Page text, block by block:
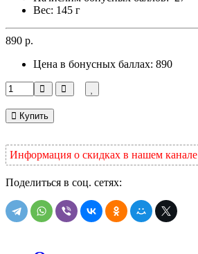
Вес: 145 г
890 р.
Цена в бонусных баллах: 890
Купить
Информация о скидках в нашем канале
Поделиться в соц. сетях: